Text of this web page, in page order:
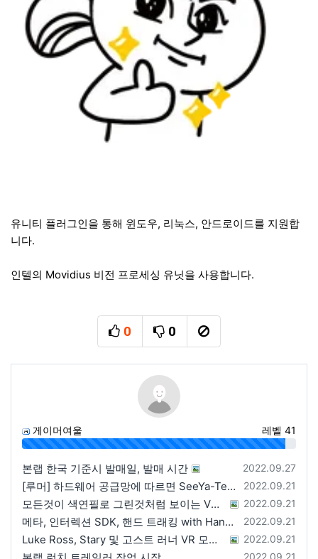
유니티 플러그인을 통해 윈도우, 리눅스, 안드로이드를 지원합
니다.
인텔의 Movidius 비전 프로세싱 유닛을 사용합니다.
0
추천
0
비추천신고
게이머여울 레벨 41
96%
등록일
2022.09.27
본랩 한국 기준시 발매일, 발매 시간
등록일
2022.09.21
[루머] 하드웨어 공급망에 따르면 SeeYa-Tech가 Apple에 여러 번 uOLED 샘플을 보냄
등록일
2022.09.21
모든것이 색연필로 그린것처럼 보이는 VRChat 월드
등록일
2022.09.21
메타, 인터렉션 SDK, 핸드 트래킹 with Hands 2.1에 대한 강연 예정
등록일
2022.09.21
Luke Ross, Stary 및 고스트 러너 VR 모드 공개
등록일
2022.09.21